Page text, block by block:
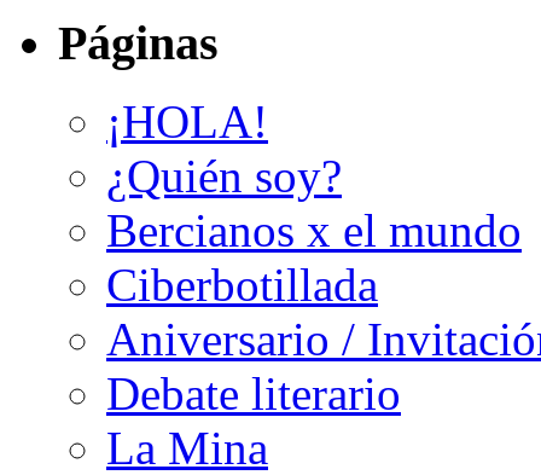
Páginas
¡HOLA!
¿Quién soy?
Bercianos x el mundo
Ciberbotillada
Aniversario /
Debate literario
La Mina